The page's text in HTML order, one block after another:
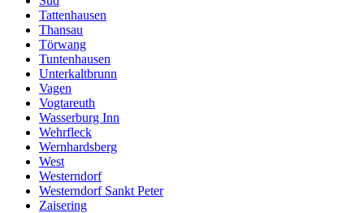
Tattenhausen
Thansau
Törwang
Tuntenhausen
Unterkaltbrunn
Vagen
Vogtareuth
Wasserburg Inn
Wehrfleck
Wernhardsberg
West
Westerndorf
Westerndorf Sankt Peter
Zaisering